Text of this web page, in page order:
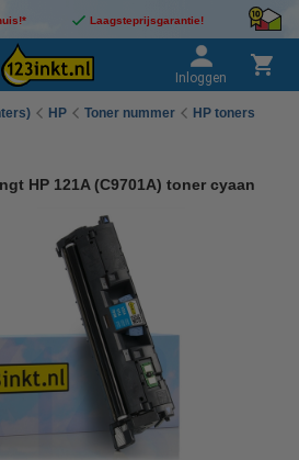
Laagsteprijsgarantie!
Inloggen
HP Toner nummer
HP toners
HP 121A (C9701A) toner cyaan